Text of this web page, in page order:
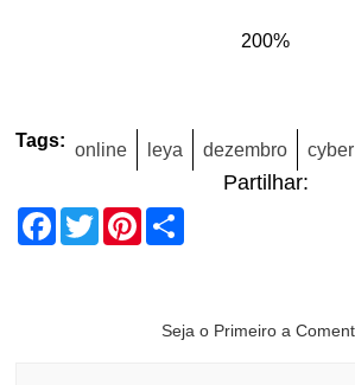
200%
Tags: online leya dezembro
Partilhar:
Facebook
TwitterPinterest
Seja o Primeiro a